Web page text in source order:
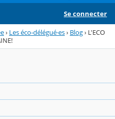
Se connecter
› Les éco-délégué·es› Blog› L'ECO